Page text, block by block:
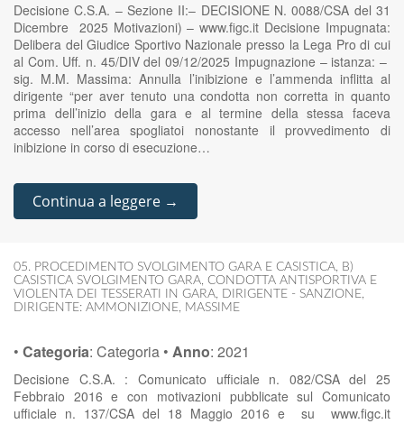
Decisione C.S.A. – Sezione II:– DECISIONE N. 0088/CSA del 31
Dicembre 2025 Motivazioni) – www.figc.it Decisione Impugnata:
Delibera del Giudice Sportivo Nazionale presso la Lega Pro di cui
al Com. Uff. n. 45/DIV del 09/12/2025 Impugnazione – istanza: –
sig. M.M. Massima: Annulla l’inibizione e l’ammenda inflitta al
dirigente “per aver tenuto una condotta non corretta in quanto
prima dell’inizio della gara e al termine della stessa faceva
accesso nell’area spogliatoi nonostante il provvedimento di
inibizione in corso di esecuzione…
Continua a leggere →
05. PROCEDIMENTO SVOLGIMENTO GARA E CASISTICA, B)
CASISTICA SVOLGIMENTO GARA, CONDOTTA ANTISPORTIVA E
VIOLENTA DEI TESSERATI IN GARA, DIRIGENTE - SANZIONE,
DIRIGENTE: AMMONIZIONE, MASSIME
• Categoria: Categoria • Anno: 2021
Decisione C.S.A. : Comunicato ufficiale n. 082/CSA del 25
Febbraio 2016 e con motivazioni pubblicate sul Comunicato
ufficiale n. 137/CSA del 18 Maggio 2016 e su www.figc.it